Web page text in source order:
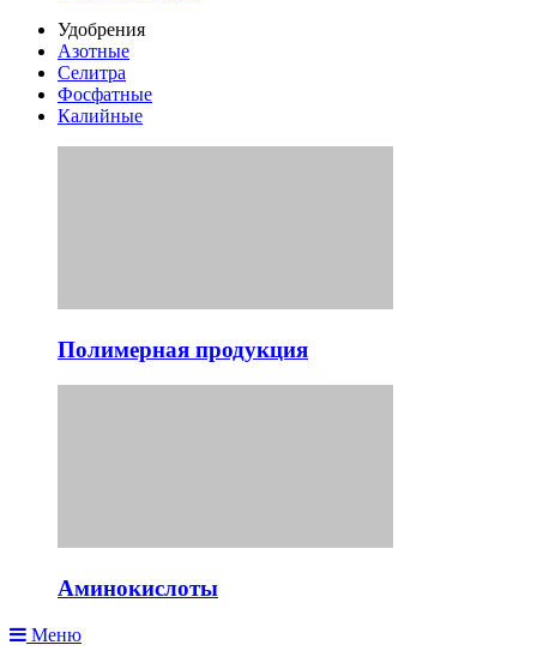
Удобрения
Азотные
Селитра
Фосфатные
Калийные
Полимерная продукция
Аминокислоты
Меню